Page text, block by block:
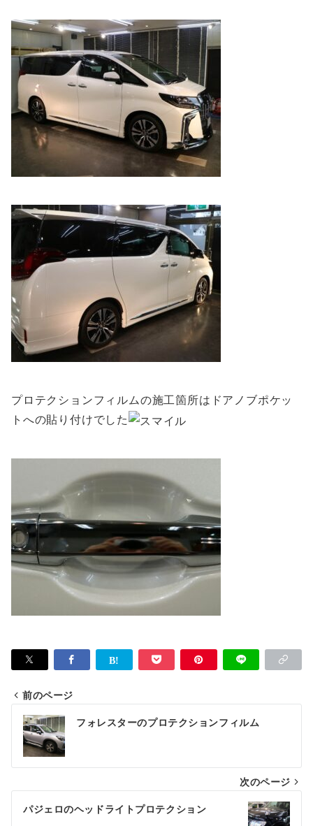
プロテクションフィルムの施工箇所はドアノブポケッ
トへの貼り付けでした
投
稿
ナ
ビ
ゲ
前のページ
フォレスターのプロテクションフィルム
次のページ
パジェロのヘッドライトプロテクション